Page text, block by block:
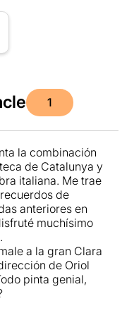
1
la combinación
de Catalunya y
italiana. Me trae
de
anteriores en
muchísimo
a la gran Clara
de Oriol
pinta genial,